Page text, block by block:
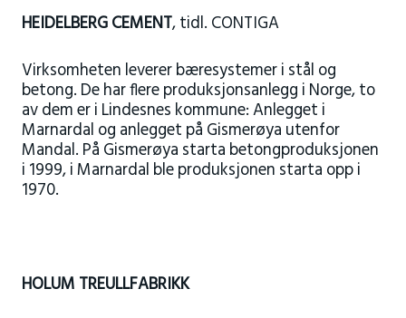
HEIDELBERGCEMENT, tidl. CONTIGA
Virksomheten leverer bæresystemer i stål og
betong. De har flere produksjonsanlegg i Norge, to
av dem er i Lindesnes kommune: Anlegget i
Marnardal og anlegget på Gismerøya utenfor
Mandal. På Gismerøya starta betongproduksjonen
i 1999, i Marnardal ble produksjonen starta opp i
1970.
HOLUM TREULLFABRIKK